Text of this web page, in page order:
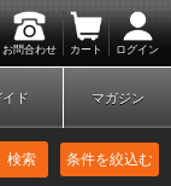
お問合わせ カート ログイン
イド マガジン
検索 条件を絞込む